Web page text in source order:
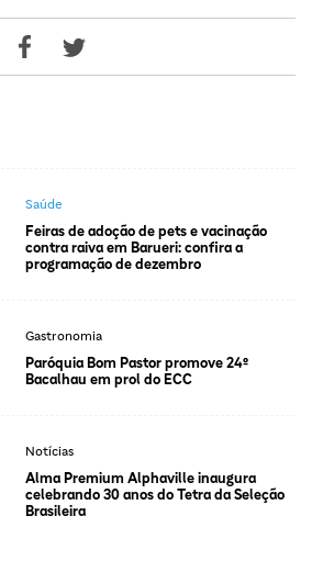
Saúde
Feiras de adoção de pets e vacinação
contra raiva em Barueri: confira a
programação de dezembro
Gastronomia
Paróquia Bom Pastor promove 24º
Bacalhau em prol do ECC
Notícias
Alma Premium Alphaville inaugura
celebrando 30 anos do Tetra da Seleção
Brasileira